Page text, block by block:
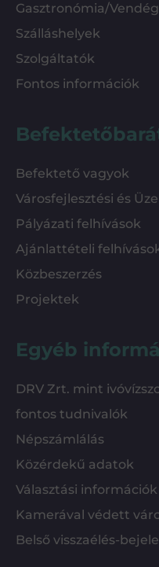
Gasztronómia/
Szálláshelyek
Szolgáltatók
Fontos információk
Befektető vagyok
Városfejlesztési és
Pályázati felhívások
Ajánlattételi
Közbeszerzés
Projektek
Egyéb
DRV Zrt. mint
fontos tudnivalók
Népszámlálás
Közérdekű adatok
Választási információk
Kamerával védett
Belső visszaélés-